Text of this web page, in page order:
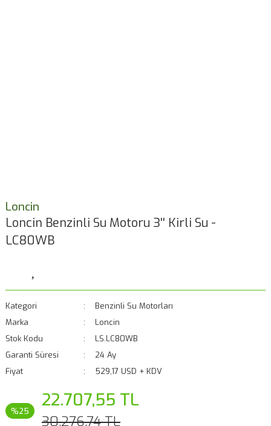
Loncin
Loncin Benzinli Su Motoru 3'' Kirli Su -
LC80WB
Kategori
Benzinli Su Motorları
Marka
Loncin
Stok Kodu
LS.LC80WB
Garanti Süresi
24 Ay
Fiyat
529,17 USD + KDV
%25 22.707,55 TL
30.276,74 TL